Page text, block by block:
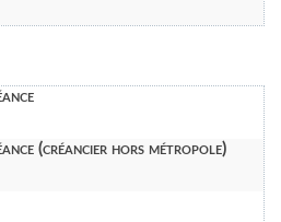
(créancier hors métropole)